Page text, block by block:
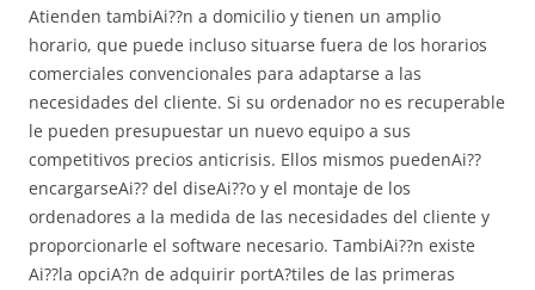
Atienden tambiAi??n a domicilio y tienen un amplio
horario, que puede incluso situarse fuera de los horarios
comerciales convencionales para adaptarse a las
necesidades del cliente. Si su ordenador no es recuperable
le pueden presupuestar un nuevo equipo a sus
competitivos precios anticrisis. Ellos mismos puedenAi??
encargarseAi?? del diseAi??o y el montaje de los
ordenadores a la medida de las necesidades del cliente y
proporcionarle el software necesario. TambiAi??n existe
Ai??la opciA?n de adquirir portA?tiles de las primeras